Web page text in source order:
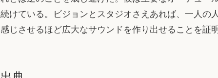
続けている。ビジョンとスタジオさえあれば、一人の
感じさせるほど広大なサウンドを作り出せることを証